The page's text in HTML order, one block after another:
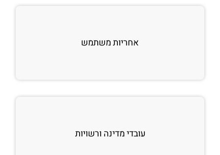
אחריות משתמש
עובדי מדינה ורשויות